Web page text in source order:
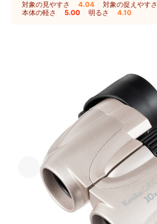
対象の見やすさ 4.04 対象の捉えやすさ
本体の軽さ 5.00 明るさ 4.10